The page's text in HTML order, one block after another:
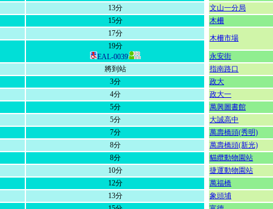
13分
15分
17分
19分
EAL-0039
將到站
3分
4分
5分
5分
7分
8分
8分
10分
12分
13分
文山一分局
木柵
木柵市場
永安街
指南路口
政大
政大一
萬興圖書館
大誠高中
萬壽橋頭(秀明)
萬壽橋頭(新光)
貓纜動物園站
捷運動物園站
萬福橋
象頭埔